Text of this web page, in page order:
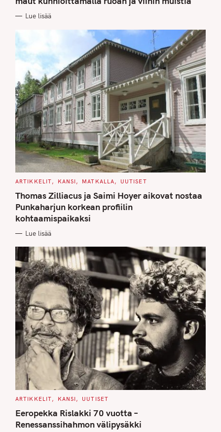
O
I
Lue lisää
C
T
E
G
O
R
I
S
ARTIKKELIT KANSI MATKALLA UUTISET
Thomas Zilliacus ja Saimi Hoyer aikovat nostaa
Punkaharjun korkean profiilin
kohtaamispaikaksi
Lue lisää
C
T
E
G
O
ARTIKKELIT KANSI UUTISET
Eeropekka Rislakki 70 vuotta –
Renessanssihahmon välipysäkki